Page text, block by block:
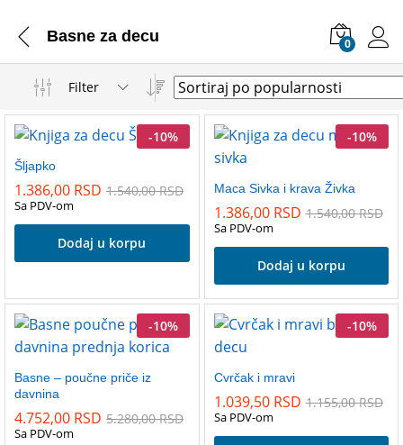
Basne za decu 0
Filter
-10%
Šljapko
1.386,00 RSD 1.540,00RSD
Sa PDV-om
Dodaj u korpu
-10%
Maca Sivka i krava Živka
1.386,00 RSD 1.540,00RSD
Sa PDV-om
Dodaj u korpu
-10%
Basne – poučne priče iz
davnina
4.752,00 RSD 5.280,00RSD
Sa PDV-om
-10%
Cvrčak i mravi
1.039,50 RSD 1.155,00RSD
Sa PDV-om